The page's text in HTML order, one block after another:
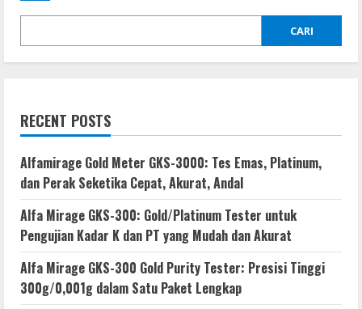
CARI
RECENT POSTS
Alfamirage Gold Meter GKS-3000: Tes Emas, Platinum,
dan Perak Seketika Cepat, Akurat, Andal
Alfa Mirage GKS-300: Gold/Platinum Tester untuk
Pengujian Kadar K dan PT yang Mudah dan Akurat
Alfa Mirage GKS-300 Gold Purity Tester: Presisi Tinggi
300g/0,001g dalam Satu Paket Lengkap